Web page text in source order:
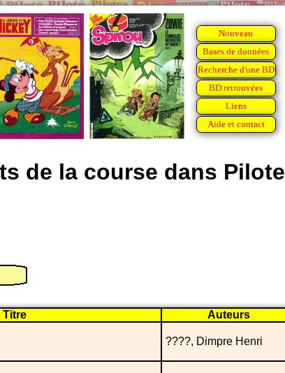
Nouveau
Bases de données
Recherche d'une BD
BD retrouvées
Liens
Aide et contact
de la course dans Pilote
Titre Auteurs
????, Dimpre Henri